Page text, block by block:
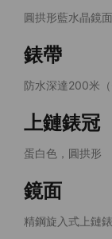
圓拱形藍水晶鏡面
錶帶
防水深達200米（
上鏈錶冠
蛋白色，圓拱形
鏡面
精鋼旋入式上鏈